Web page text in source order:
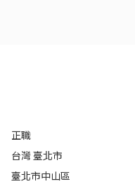
正職
台灣 臺北市
臺北市中山區